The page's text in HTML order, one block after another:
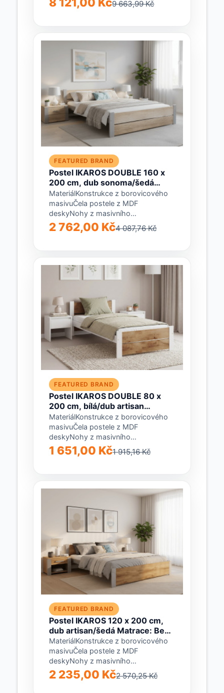
šířka: 145 cmVnitřní šířka: 140
9 663,99 Kč
FEATURED BRAND
Postel IKAROS DOUBLE 160 x
200 cm, dub sonoma/šedá
Matrace: Bez matrace, Rošt:
Bez roštu
MateriálKonstrukce z borovicového
masivuČela postele z MDF
deskyNohy z masivního
borovicového dřevaBarvaDub
sonoma / šedáRozměryVnější délka:
2 762,00 Kč4 087,76 Kč
FEATURED BRAND
Postel IKAROS DOUBLE 80 x
200 cm, bílá/dub artisan
Matrace: Bez matrace, Rošt:
Bez roštu
MateriálKonstrukce z borovicového
masivuČela postele z MDF
deskyNohy z masivního
borovicového dřevaBarvaBílá / dub
artisanRozměryVnější délka: 206
1 651,00 Kč1 915,16 Kč
FEATURED BRAND
Postel IKAROS 120 x 200 cm,
dub artisan/šedá Matrace: Bez
matrace, Rošt: Bez roštu
MateriálKonstrukce z borovicového
masivuČela postele z MDF
deskyNohy z masivního
borovicového dřevaBarvaDub artisan
/ šedáRozměryVnější délka: 206
2 235,00 Kč2 570,25 Kč